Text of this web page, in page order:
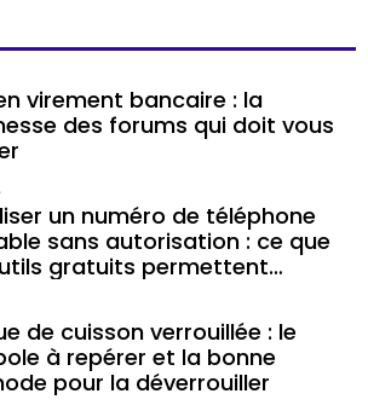
virement bancaire : la
des forums qui doit vous
un numéro de téléphone
sans autorisation : ce que
gratuits permettent
de cuisson verrouillée : le
à repérer et la bonne
pour la déverrouiller